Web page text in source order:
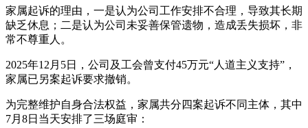
家属起诉的理由，一是认为公司工作安排不合理，导致其长期
缺乏休息；二是认为公司未妥善保管遗物，造成丢失损坏，非
常不尊重人。
2025年12月5日，公司及工会曾支付45万元“人道主义支持”，
家属已另案起诉要求撤销。
为完整维护自身合法权益，家属共分四案起诉不同主体，其中
7月8日当天安排了三场庭审：